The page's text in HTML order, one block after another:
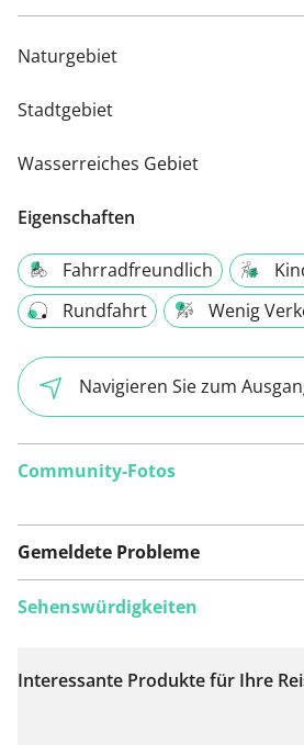
Naturgebiet
Stadtgebiet
Wasserreiches Gebiet
Eigenschaften
Fahrradfreundlich
Rundfahrt
Wenig
Navigieren Sie zum
Community-Fotos
Gemeldete Probleme
Auf Karte anzeigen
Sehenswürdigkeiten
Interessante Produkte für Ihre